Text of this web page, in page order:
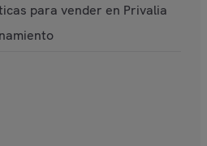
para vender en Privalia